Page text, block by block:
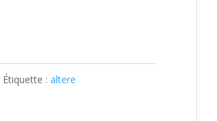
Étiquette :altere